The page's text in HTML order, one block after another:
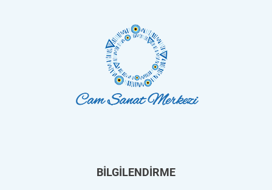
BİLGİLENDİRME